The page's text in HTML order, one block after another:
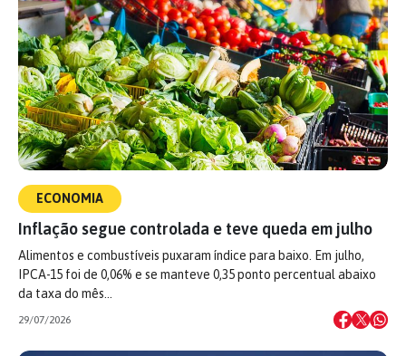
ECONOMIA
Inflação segue controlada e teve queda em julho
Alimentos e combustíveis puxaram índice para baixo. Em julho,
IPCA-15 foi de 0,06% e se manteve 0,35 ponto percentual abaixo
da taxa do mês…
29/07/2026